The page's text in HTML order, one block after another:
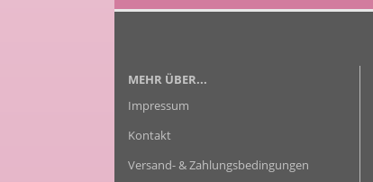
MEHR ÜBER...
Impressum
Kontakt
Versand- & Zahlungsbedingungen